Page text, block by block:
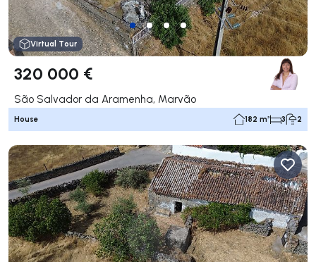
Virtual Tour
320 000 €
São Salvador da Aramenha, Marvão
House 182 m² 3 2